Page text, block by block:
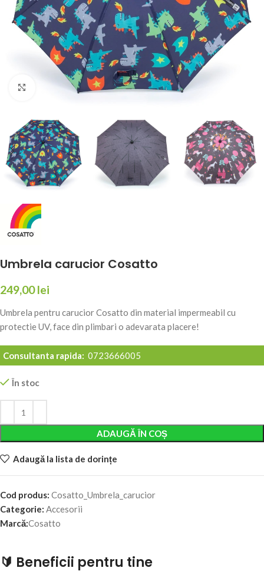
Faceți clic pentru a mări
Umbrela carucior Cosatto
249,00lei
Umbrela pentru carucior Cosatto din material impermeabil cu
protectie UV, face din plimbari o adevarata placere!
Consultanta rapida: 0723666005
În stoc
ADAUGĂ ÎN COȘ
Adaugă la lista de dorințe
Cod produs: Cosatto_Umbrela_carucior
Categorie: Accesorii
Marcă:Cosatto
🔰 Beneficii pentru tine